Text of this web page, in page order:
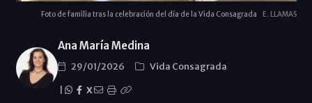
Foto de familia tras la celebración del día de la Vida Consagrada E. LLAMAS
Ana María Medina
29/01/2026
Vida Consagrada
X